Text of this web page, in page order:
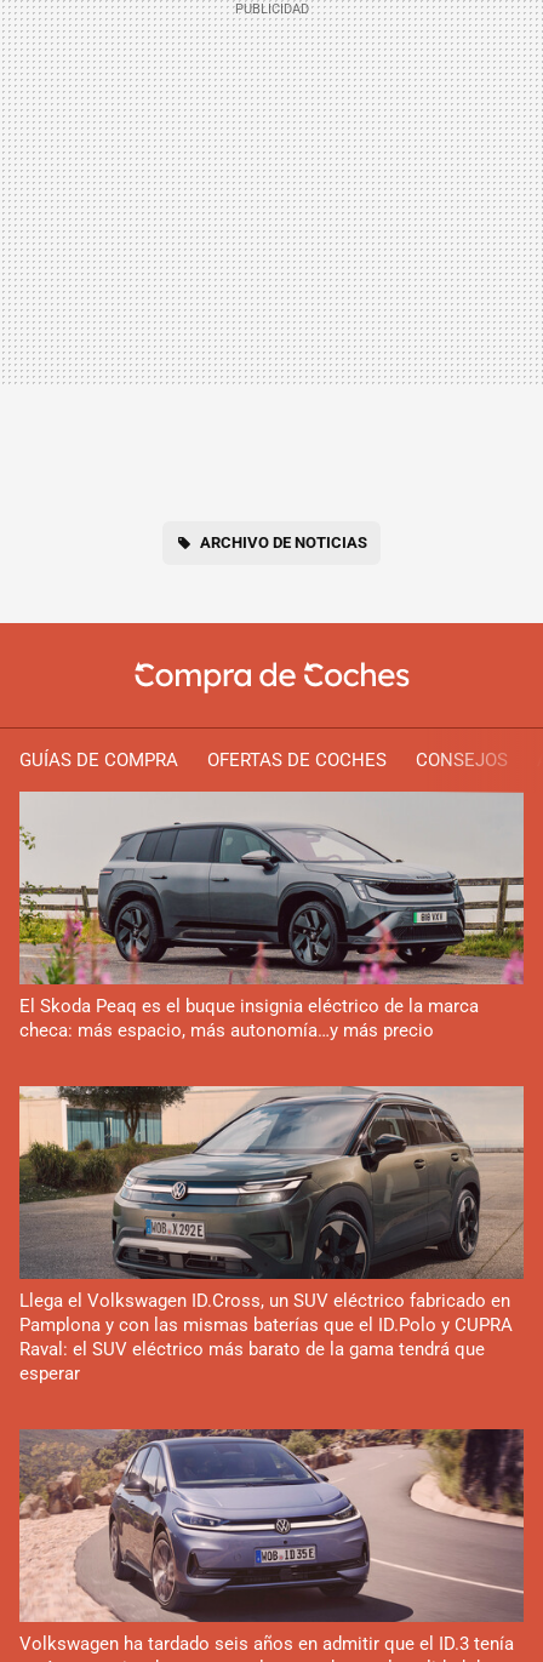
ARCHIVO DE NOTICIAS
GUÍAS DE COMPRA OFERTAS DE COCHES CONSEJOS
El Skoda Peaq es el buque insignia eléctrico de la marca
checa: más espacio, más autonomía…y más precio
Llega el Volkswagen ID.Cross, un SUV eléctrico fabricado en
Pamplona y con las mismas baterías que el ID.Polo y CUPRA
Raval: el SUV eléctrico más barato de la gama tendrá que
esperar
Volkswagen ha tardado seis años en admitir que el ID.3 tenía